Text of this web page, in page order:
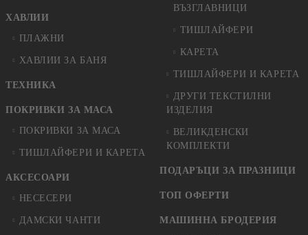
ХАВЛИИ
ПЛАЖНИ
ХАВЛИИ ЗА БАНЯ
ТЕХНИКА
ПОКРИВКИ ЗА МАСА
ПОКРИВКИ ЗА МАСА
ТИШЛАЙФЕРИ И КАРЕТА
АКСЕСОАРИ
НЕСЕСЕРИ
ДАМСКИ ЧАНТИ
ВЪЗГЛАВНИЦИ
ТИШЛАЙФЕРИ
КАРЕТА
ТИШЛАЙФЕРИ И КАРЕТА
ДРУГИ ТЕКСТИЛНИ
ИЗДЕЛИЯ
ВЕЛИКДЕНСКИ
КОМПЛЕКТИ
ПОДАРЪЦИ ЗА ПРАЗНИЦИ
ТОП ОФЕРТИ
МАШИННА БРОДЕРИЯ